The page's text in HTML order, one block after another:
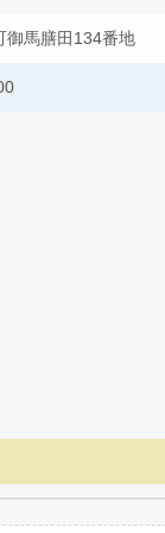
御馬膳田134番地